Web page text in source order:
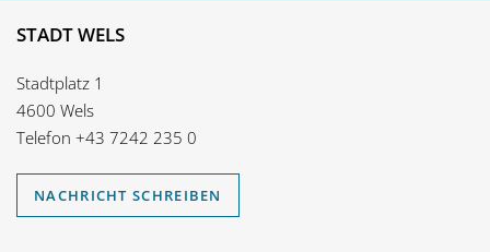
STADT WELS
Stadtplatz 1
4600 Wels
Telefon +43 7242 235 0
NACHRICHT SCHREIBEN